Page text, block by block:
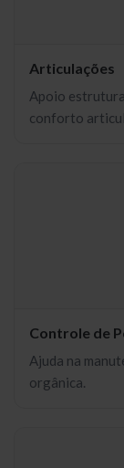
Articulações
Apoio
conforto
Controle de
Ajuda na
orgânica.